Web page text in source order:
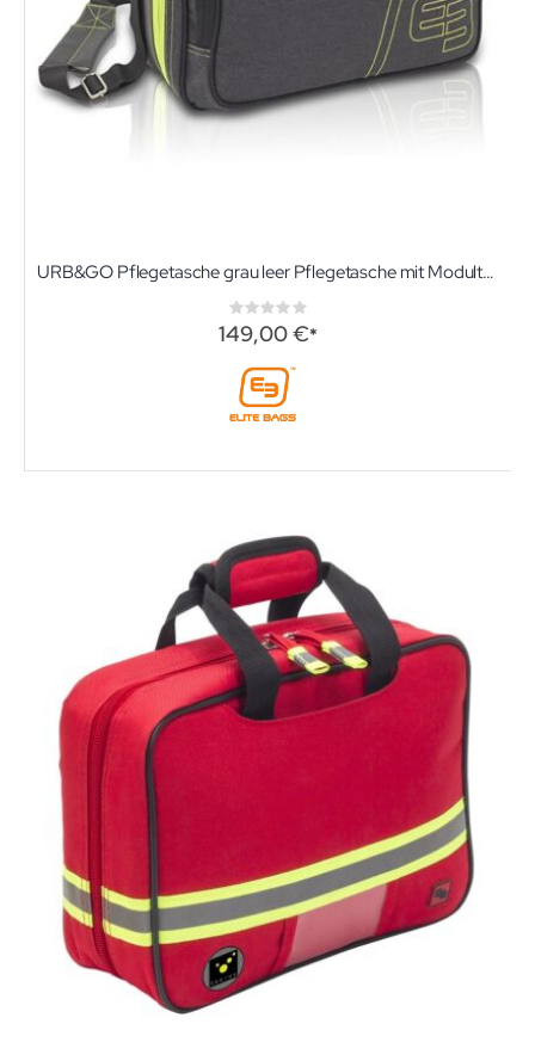
URB&GO Pflegetasche grau leer Pflegetasche mit Modultaschen und Ampullarium von Elite-Bags
Rating:
0%
149,00 €